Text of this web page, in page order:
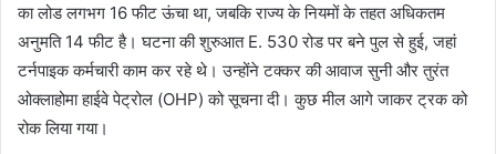
का लोड लगभग 16 फीट ऊंचाथा, जबकि राज्य के नियमों के तहत अधिकतम
अनुमति 14 फीटहै।घटना की शुरुआत E. 530 रोडपर बने पुल से हुई, जहां
टर्नपाइक कर्मचारी काम कर रहे थे। उन्होंने टक्कर की आवाज सुनी और तुरंत
ओक्लाहोमा हाईवे पेट्रोल (OHP) को सूचना दी। कुछ मील आगे जाकर ट्रक को
रोक लिया गया।